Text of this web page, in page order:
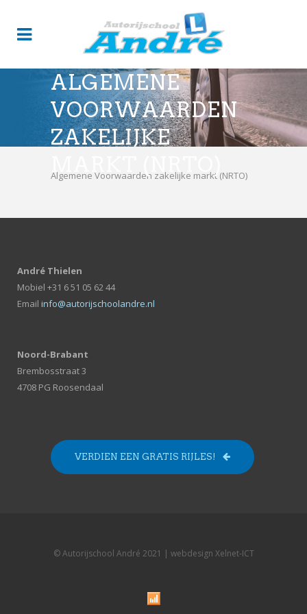
ALGEMENE
VOORWAARDEN
ZAKELIJKE
Algemene Voorwaarden zakelijke markt (NRTO)
André Thielen
Mobiel +31 6 51 05 62 44
Email info@autorijschoolandre.nl
Noord-Brabant
Brembosstraat 3
4708 PG Roosendaal
VERDIEN EEN GRATIS RIJLES!
© Autorijschool André 2021 | webdesign Xelnet-ICT